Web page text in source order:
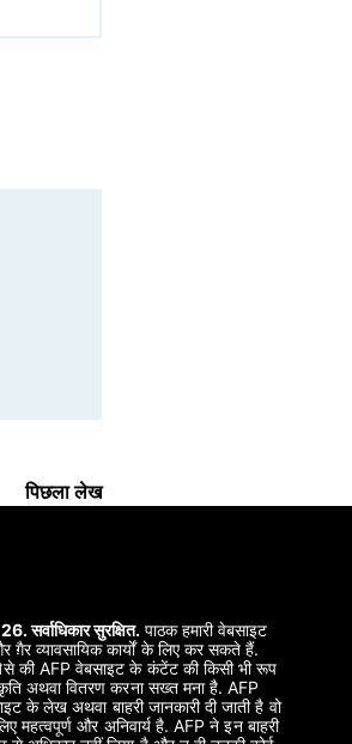
पिछला लेख
सर्वाधिकार सुरक्षित. पाठक हमारी वेबसाइट
ग़ैर व्यावसायिक कार्यों के लिए कर सकते हैं.
की AFP वेबसाइट के कंटेंट की किसी भी रूप
अथवा वितरण करना सख्त मना है. AFP
के लेख अथवा बाहरी जानकारी दी जाती है वो
महत्वपूर्ण और अनिवार्य है. AFP ने इन बाहरी